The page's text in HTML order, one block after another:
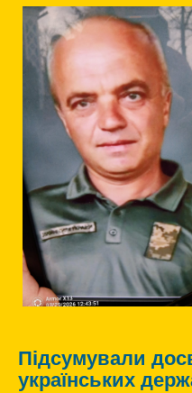
Підсумували
українських